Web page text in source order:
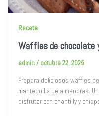
Receta
Waffles de chocolate
admin/octubre 22, 2025
Prepara deliciosos waffles
mantequilla de almendras.
disfrutar con chantilly y